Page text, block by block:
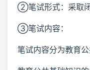
②笔试形式：采取闭
③笔试内容：
笔试内容分为教育